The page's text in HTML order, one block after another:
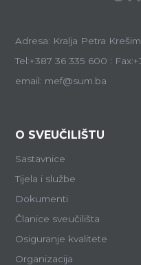
Adresa: Kralja Petra
Tel:+387 36 335 600 :
email: mef@sum.ba
O SVEUČILIŠTU
Sastavnice
Tijela i službe
Dokumenti
Članice sveučilišta
Osiguranje kvalitete
Organizacija